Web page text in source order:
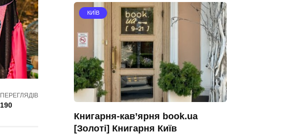
ПЕРЕГЛЯДІВ
190
КИЇВ
Книгарня-кав’ярня book.ua
[Золоті] Книгарня Київ